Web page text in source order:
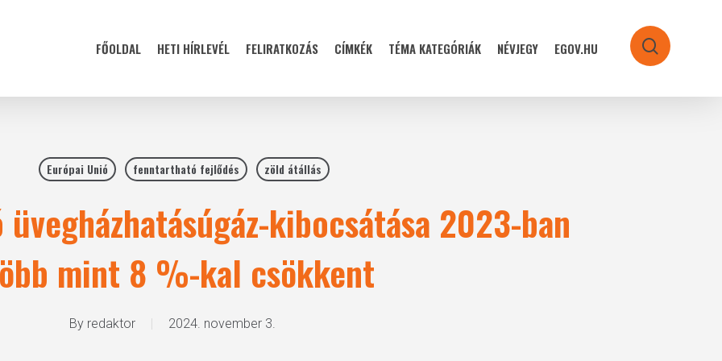
FŐOLDAL HETI HÍRLEVÉL FELIRATKOZÁS CÍMKÉK TÉMA KATEGÓRIÁK NÉVJEGY EGOV.HU search
Európai Unió fenntartható fejlődés zöld átállás
üvegházhatásúgáz-kibocsátása 2023-ban
mint 8 %-kal csökkent
By redaktor 2024. november 3.